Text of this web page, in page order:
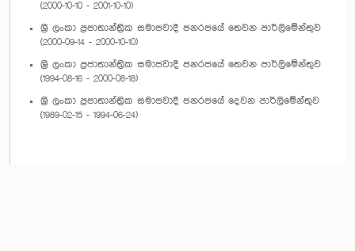
(2000-10-10 - 2001-10-10)
ශ්‍රී ලංකා ප්‍රජාතාන්ත්‍රික සමාජවාදී ජනරජයේ තෙවන පාර්ලිමේන්තුව
(2000-09-14 - 2000-10-10)
ශ්‍රී ලංකා ප්‍රජාතාන්ත්‍රික සමාජවාදී ජනරජයේ තෙවන පාර්ලිමේන්තුව
(1994-08-16 - 2000-08-18)
ශ්‍රී ලංකා ප්‍රජාතාන්ත්‍රික සමාජවාදී ජනරජයේ දෙවන පාර්ලිමේන්තුව
(1989-02-15 - 1994-06-24)